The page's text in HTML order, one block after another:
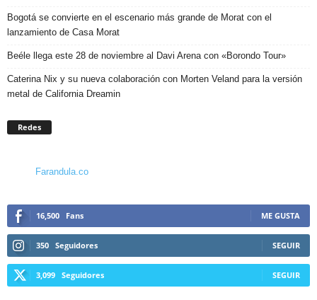
Bogotá se convierte en el escenario más grande de Morat con el
lanzamiento de Casa Morat
Beéle llega este 28 de noviembre al Davi Arena con «Borondo Tour»
Caterina Nix y su nueva colaboración con Morten Veland para la versión
metal de California Dreamin
Redes
Farandula.co
16,500 Fans ME GUSTA
350 Seguidores SEGUIR
3,099 Seguidores SEGUIR